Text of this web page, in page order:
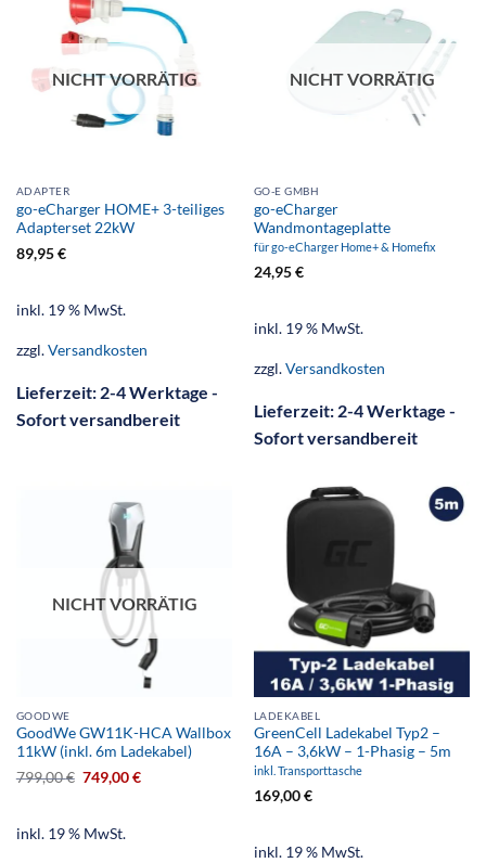
NICHT VORRÄTIG
ADAPTER
go-eCharger HOME+ 3-teiliges
Adapterset 22kW
89,95€
inkl. 19 % MwSt.
zzgl.Versandkosten
Lieferzeit: 2-4 Werktage -
Sofort versandbereit
NICHT VORRÄTIG
GO-E GMBH
go-eCharger
Wandmontageplatte
für go-eCharger Home+ & Homefix
24,95€
inkl. 19 % MwSt.
zzgl.Versandkosten
Lieferzeit: 2-4 Werktage -
Sofort versandbereit
NICHT VORRÄTIG
GOODWE
GoodWe GW11K-HCA Wallbox
11kW (inkl. 6m Ladekabel)
799,00€ 749,00€
inkl. 19 % MwSt.
LADEKABEL
GreenCell Ladekabel Typ2 –
16A – 3,6kW – 1-Phasig – 5m
inkl. Transporttasche
169,00€
inkl. 19 % MwSt.